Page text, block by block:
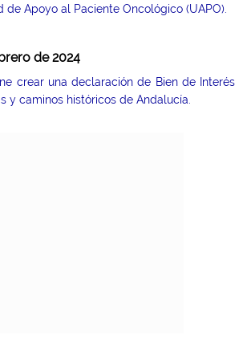
de Apoyo al Paciente Oncológico (UAPO).
de 2024
crear una declaración de Bien de Interés
y caminos históricos de Andalucía.